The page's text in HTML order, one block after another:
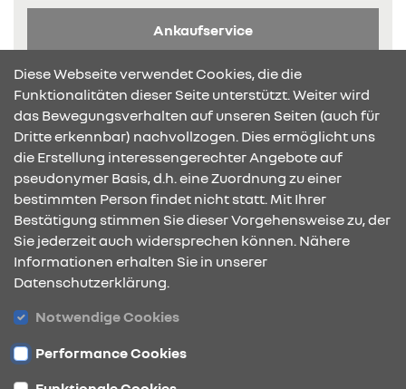
Ankaufservice
Broschüre anfragen
KONTAKT & ANFAHRT
ÖFFNUNGSZEITEN
Diese Webseite verwendet Cookies, die die
Funktionalitäten dieser Seite unterstützt. Weiter wird
das Bewegungsverhalten auf unseren Seiten (auch für
Dritte erkennbar) nachvollzogen. Dies ermöglicht uns
die Erstellung interessengerechter Angebote auf
pseudonymer Basis, d.h. eine Zuordnung zu einer
bestimmten Person findet nicht statt. Mit Ihrer
Bestätigung stimmen Sie dieser Vorgehensweise zu, der
Sie jederzeit auch widersprechen können. Nähere
Informationen erhalten Sie in unserer
Datenschutzerklärung.
Notwendige Cookies
Performance Cookies